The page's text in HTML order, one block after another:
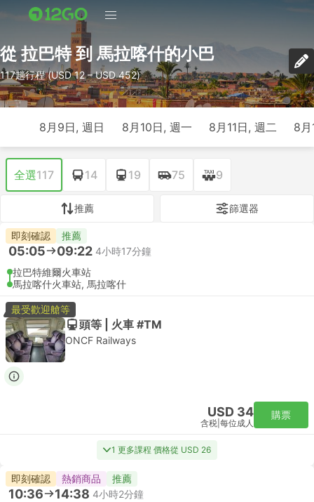
從 拉巴特 到 馬拉喀什的小巴
117趟行程 (USD 12 – USD 452)
8月9日, 週日 8月10日, 週一 8月11日, 週二 8
全選117 14 19 75 9
推薦 篩選器
即刻確認 推薦
05:05 09:22 4小時17分鐘
拉巴特維爾火車站
馬拉喀什火車站, 馬拉喀什
最受歡迎艙等
頭等 | 火車 #TM
ONCF Railways
USD 34
含税 每位成人
購票
1 更多課程 價格從 USD 26
即刻確認 熱銷商品 推薦
10:36 14:38 4小時2分鐘